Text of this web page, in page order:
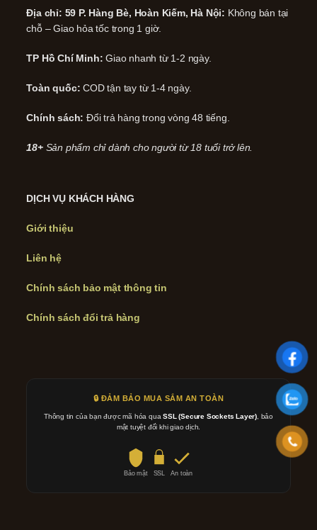
Địa chỉ: 59 P. Hàng Bè, Hoàn Kiếm, Hà Nội: Không bán tại
chỗ – Giao hỏa tốc trong 1 giờ.
TP Hồ Chí Minh: Giao nhanh từ 1-2 ngày.
Toàn quốc: COD tận tay từ 1-4 ngày.
Chính sách: Đổi trả hàng trong vòng 48 tiếng.
18+ Sản phẩm chỉ dành cho người từ 18 tuổi trở lên.
DỊCH VỤ KHÁCH HÀNG
Giới thiệu
Liên hệ
Chính sách bảo mật thông tin
Chính sách đổi trả hàng
🔒 ĐẢM BẢO MUA SẮM AN TOÀN
Thông tin của bạn được mã hóa quaSSL (Secure Sockets Layer) , bảo
mật tuyệt đối khi giao dịch.
Bảo mật SSL An toàn